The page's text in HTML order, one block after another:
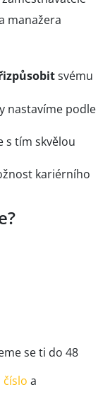
manažera
svému
nastavíme podle
s tím skvělou
kariérního
se ti do 48
a